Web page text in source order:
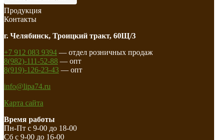
Продукция
Контакты
г. Челябинск, Троицкий тракт, 60Щ/3
+7 912 083 9394 — отдел розничных продаж
8(982)-111-52-88 — опт
8(919)-126-23-43 — опт
info@lipa74.ru
Карта сайта
Время работы
Пн-Пт с 9-00 до 18-00
Сб с 9-00 до 16-00